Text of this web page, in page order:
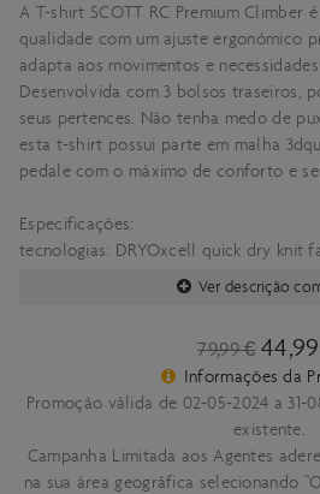
A T-shirt SCOTT RC Premium Climber
qualidade com um ajuste ergonómico
adapta aos movimentos e
Desenvolvida com 3 bolsos traseiros,
seus pertences. Não tenha medo de
esta t-shirt possui parte em malha
pedale com o máximo de conforto e
Especificações:
tecnologias: DRYOxcell quick dry knit
Composição: Poliéster, Elastano e
Malha 3D para maior respirabilidade
Tamanho: S-XXL
Ver descrição
79,99 €
Informações da
Promoção válida de 02-05-2024 a 31-
existente.
Campanha Limitada aos Agentes
na sua área geográfica selecionando